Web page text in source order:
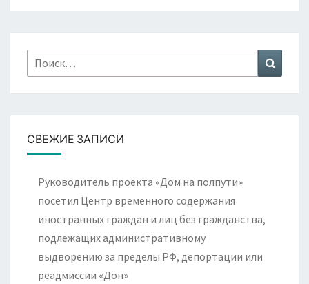
Найти:
СВЕЖИЕ ЗАПИСИ
Руководитель проекта «Дом на полпути»
посетил Центр временного содержания
иностранных граждан и лиц без гражданства,
подлежащих административному
выдворению за пределы РФ, депортации или
реадмиссии «Дон»